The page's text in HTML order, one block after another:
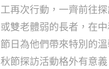
工再次行動，一齊前往
或雙老體弱的長者，在
節日為他們帶來特別的
秋節探訪活動格外有意